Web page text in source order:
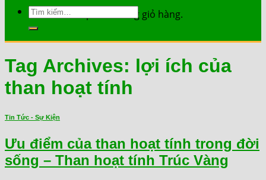
Chưa có sản phẩm trong giỏ hàng.
Tìm
kiếm:
Tag Archives: lợi ích của
than hoạt tính
Tin Tức - Sự Kiện
Ưu điểm của than hoạt tính trong đời
sống – Than hoạt tính Trúc Vàng